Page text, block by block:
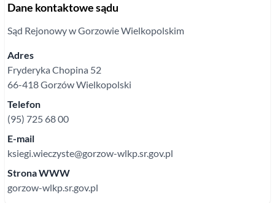
Dane kontaktowe sądu
Sąd Rejonowyw Gorzowie Wielkopolskim
Adres
Fryderyka Chopina 52
66-418Gorzów Wielkopolski
Telefon
(95) 725 68 00
E-mail
ksiegi.wieczyste@gorzow-wlkp.sr.gov.pl
Strona WWW
gorzow-wlkp.sr.gov.pl